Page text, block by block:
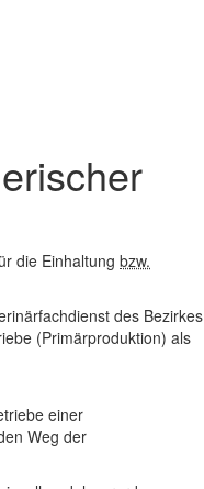
die Einhaltung bzw.
des Bezirkes
(Primärproduktion) als
einer
Weg der